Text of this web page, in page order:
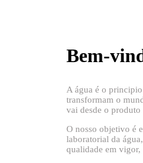
Bem-
A água é o principio
transformam o
vai desde o
O nosso objetivo é
laboratorial da
qualidade em